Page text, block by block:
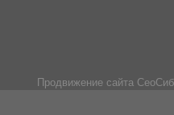
Продвижение сайта СеоСиб